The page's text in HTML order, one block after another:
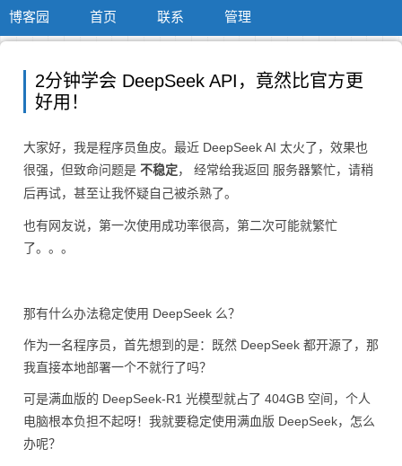
博客园 首页 联系 管理
2分钟学会 DeepSeek API，竟然比官方更
好用！
大家好，我是程序员鱼皮。最近 DeepSeek AI 太火了，效果也
很强，但致命问题是 不稳定， 经常给我返回 服务器繁忙，请稍
后再试，甚至让我怀疑自己被杀熟了。
也有网友说，第一次使用成功率很高，第二次可能就繁忙
了。。。
那有什么办法稳定使用 DeepSeek 么？
作为一名程序员，首先想到的是：既然 DeepSeek 都开源了，那
我直接本地部署一个不就行了吗？
可是满血版的 DeepSeek-R1 光模型就占了 404GB 空间，个人
电脑根本负担不起呀！我就要稳定使用满血版 DeepSeek，怎么
办呢？